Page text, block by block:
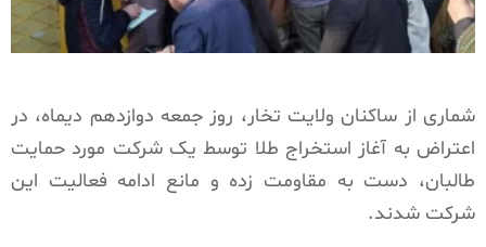
شماری از ساکنان ولایت تخار، روز جمعه دوازدهم دیماه، در
اعتراض به آغاز استخراج طلا توسط یک شرکت مورد حمایت
طالبان، دست به مقاومت زده و مانع ادامه فعالیت این
شرکت شدند.